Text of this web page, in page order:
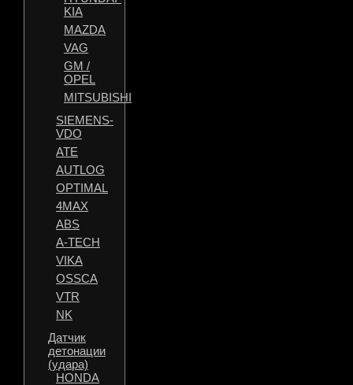
KIA
MAZDA
VAG
GM /
OPEL
MITSUBISHI
SIEMENS-
VDO
ATE
AUTLOG
OPTIMAL
4MAX
ABS
A-TECH
VIKA
OSSCA
VTR
NK
Датчик
детонации
(удара)
HONDA